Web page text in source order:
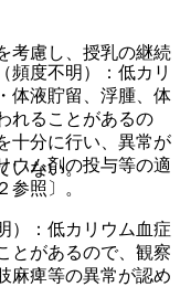
考慮し、授乳の継続
いない。
度不明）：低カリ
体液貯留、浮腫、体
れることがあるの
十分に行い、異常が
ウム剤の投与等の適
参照〕。
）：低カリウム血症
とがあるので、観察
麻痺等の異常が認め